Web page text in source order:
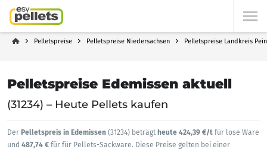
Pelletspreise Pelletspreise Niedersachsen Pelletspreise Landkreis
Pelletspreise Edemissen aktuell
(31234) – Heute Pellets kaufen
Der Pelletspreis in Edemissen (31234) beträgt heute 424,39 €/t für lose Ware
und 487,74 € für für Pellets-Sackware. Diese Preise gelten bei einer